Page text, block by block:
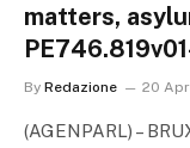
matters,
By Redazione 20
(AGENPARL) –